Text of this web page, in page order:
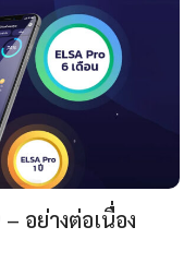
อย่างต่อเนื่อง